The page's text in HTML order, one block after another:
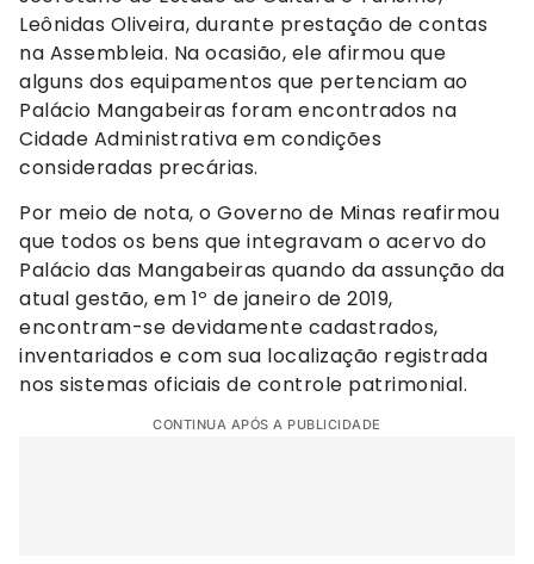
Leônidas Oliveira, durante prestação de contas
na Assembleia. Na ocasião, ele afirmou que
alguns dos equipamentos que pertenciam ao
Palácio Mangabeiras foram encontrados na
Cidade Administrativa em condições
consideradas precárias.
Por meio de nota, o Governo de Minas reafirmou
que todos os bens que integravam o acervo do
Palácio das Mangabeiras quando da assunção da
atual gestão, em 1º de janeiro de 2019,
encontram-se devidamente cadastrados,
inventariados e com sua localização registrada
nos sistemas oficiais de controle patrimonial.
CONTINUA APÓS A PUBLICIDADE